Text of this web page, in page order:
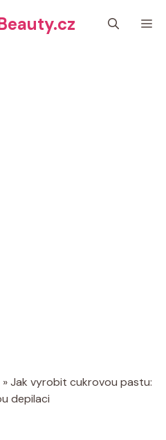
»Jak vyrobit cukrovou pastu:
depilaci